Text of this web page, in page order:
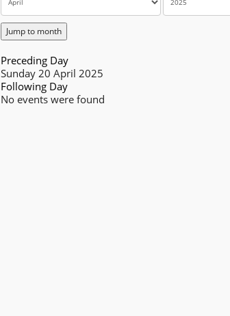
Jump to month
Preceding Day
Sunday 20 April 2025
Following Day
No events were found